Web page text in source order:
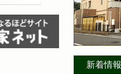
新着情報